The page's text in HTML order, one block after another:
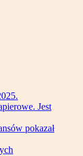
Jest
pokazał